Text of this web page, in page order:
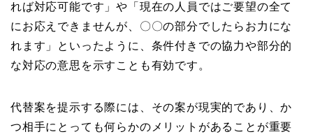
れば対応可能です」や「現在の人員ではご要望の全て
にお応えできませんが、〇〇の部分でしたらお力にな
れます」といったように、条件付きでの協力や部分的
な対応の意思を示すことも有効です。
代替案を提示する際には、その案が現実的であり、か
つ相手にとっても何らかのメリットがあることが重要